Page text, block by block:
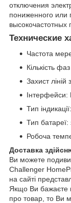
отключения
пониженного или
высокочастотных
Технические
Частота
Кількість
Захист ліній
Інтерфейси:
Тип
Тип
Робоча
Доставка
Ви можете
Challenger
на сайті
Якщо Ви бажаєте
про товар, то Ви